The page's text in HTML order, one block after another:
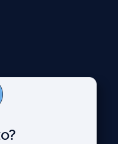
Chi siamo